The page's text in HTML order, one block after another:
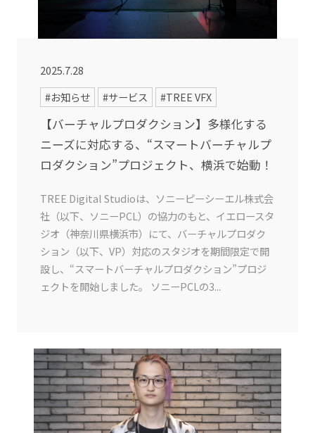
2025.7.28
#お知らせ
#サービス #TREE VFX
【バーチャルプロダクション】多様化する
ニーズに対応する、“スマートバーチャルプ
ロダクション”プロジェクト、横浜で始動！
TREE Digital Studioは、ソニーピーシーエル株式会
社（以下、ソニーPCL）の協力のもと、イエロースタ
ジオ（神奈川県横浜市）にて、バーチャルプロダク
ション（以下、VP）対応のスタジオを期間限定で開
設し、“スマートバーチャルプロダクション”プロジ
ェクトを開始しました。 ソニーPCLの3...